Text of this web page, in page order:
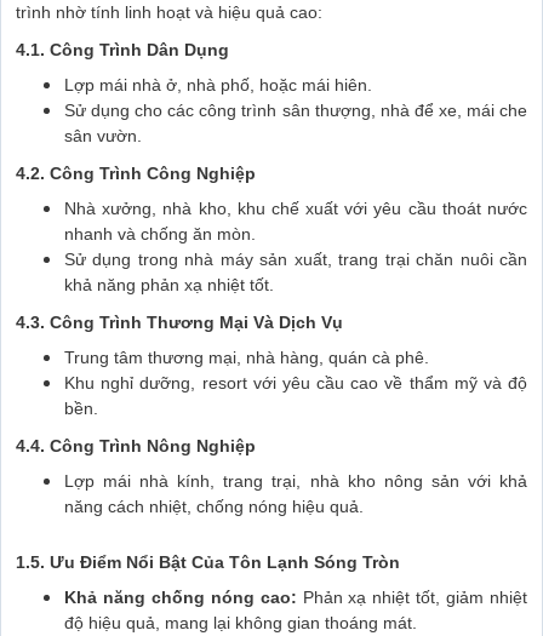
trình nhờ tính linh hoạt và hiệu quả cao:
4.1. Công Trình Dân Dụng
Lợp mái nhà ở, nhà phố, hoặc mái hiên.
Sử dụng cho các công trình sân thượng, nhà để xe, mái che
sân vườn.
4.2. Công Trình Công Nghiệp
Nhà xưởng, nhà kho, khu chế xuất với yêu cầu thoát nước
nhanh và chống ăn mòn.
Sử dụng trong nhà máy sản xuất, trang trại chăn nuôi cần
khả năng phản xạ nhiệt tốt.
4.3. Công Trình Thương Mại Và Dịch Vụ
Trung tâm thương mại, nhà hàng, quán cà phê.
Khu nghỉ dưỡng, resort với yêu cầu cao về thẩm mỹ và độ
bền.
4.4. Công Trình Nông Nghiệp
Lợp mái nhà kính, trang trại, nhà kho nông sản với khả
năng cách nhiệt, chống nóng hiệu quả.
1.5. Ưu Điểm Nổi Bật Của Tôn Lạnh Sóng Tròn
Khả năng chống nóng cao: Phản xạ nhiệt tốt, giảm nhiệt
độ hiệu quả, mang lại không gian thoáng mát.